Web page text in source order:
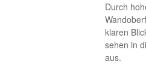
Durch
klaren
sehen in
aus.